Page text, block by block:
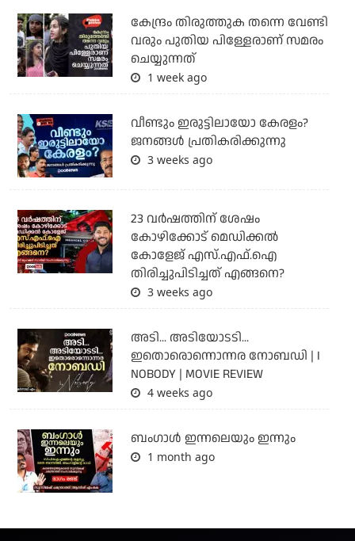
കേന്ദ്രം തിരുത്തുക തന്നെ വേണ്ടി
വരും പുതിയ പിള്ളേരാണ് സമരം
ചെയ്യുന്നത്
1 week ago
വീണ്ടും ഇരുട്ടിലായോ കേരളം?
ജനങ്ങൾ പ്രതികരിക്കുന്നു
3 weeks ago
23 വർഷത്തിന് ശേഷം
കോഴിക്കോട് മെഡിക്കൽ
കോളേജ് എസ്.എഫ്.ഐ
തിരിച്ചുപിടിച്ചത് എങ്ങനെ?
3 weeks ago
അടി... അടിയോടടി...
ഇതൊരൊന്നൊന്നര നോബഡി | I
NOBODY | MOVIE REVIEW
4 weeks ago
ബംഗാള്‍ ഇന്നലെയും ഇന്നും
1 month ago